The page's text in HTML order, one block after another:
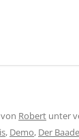
von Robert unter
, Demo, Der